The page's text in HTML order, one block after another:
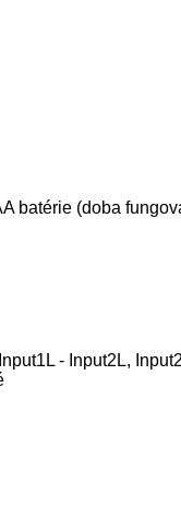
batérie (doba
- Input2L,